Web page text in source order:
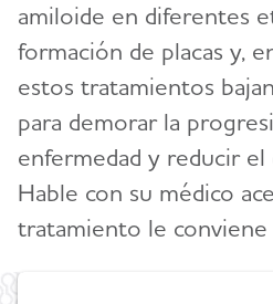
amiloide en diferentes
formación de placas y,
estos tratamientos
para demorar la
enfermedad y reducir
Hable con su médico
tratamiento le conviene